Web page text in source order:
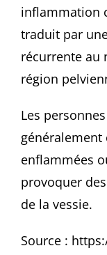
inflammation
traduit par
récurrente au
région
Les
généralement
enflammées
provoquer
de la vessie.
Source :